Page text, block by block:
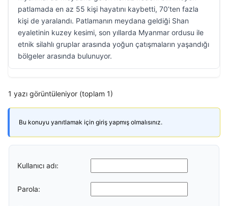
patlamada en az 55 kişi hayatını kaybetti, 70’ten fazla
kişi de yaralandı. Patlamanın meydana geldiği Shan
eyaletinin kuzey kesimi, son yıllarda Myanmar ordusu ile
etnik silahlı gruplar arasında yoğun çatışmaların yaşandığı
bölgeler arasında bulunuyor.
1 yazı görüntüleniyor (toplam 1)
Bu konuyu yanıtlamak için giriş yapmış olmalısınız.
Kullanıcı adı:
Parola: